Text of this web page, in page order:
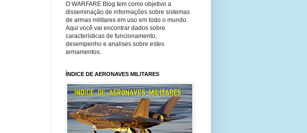
O WARFARE Blog tem como objetivo a
disseminação de informações sobre sistemas
de armas militares em uso em todo o mundo.
Aqui você vai encontrar dados sobre
características de funcionamento,
desempenho e analises sobre estes
armamentos.
ÍNDICE DE AERONAVES MILITARES